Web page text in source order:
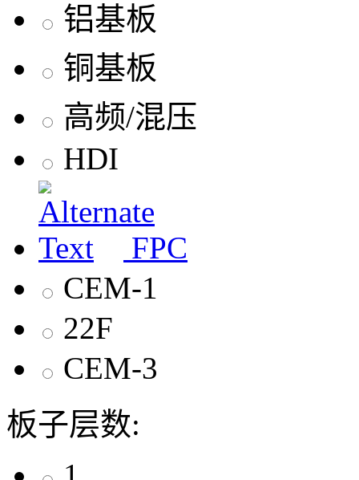
铝基板
铜基板
高频/混压
HDI
FPC
CEM-1
22F
CEM-3
板子层数: